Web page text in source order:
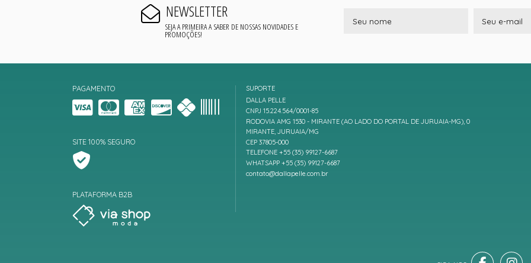
NEWSLETTER
SEJA A PRIMEIRA A SABER DE NOSSAS NOVIDADES E
PROMOÇÕES!
PAGAMENTO
SITE 100% SEGURO
PLATAFORMA B2B
SUPORTE
DALLA PELLE
CNPJ 15.224.564/0001-85
RODOVIA AMG 1530 - MIRANTE (AO LADO DO PORTAL DE JURUAIA-MG), 0
MIRANTE, JURUAIA/MG
CEP 37805-000
TELEFONE +55 (35) 99127-6687
WHATSAPP +55 (35) 99127-6687
contato@dallapelle.com.br